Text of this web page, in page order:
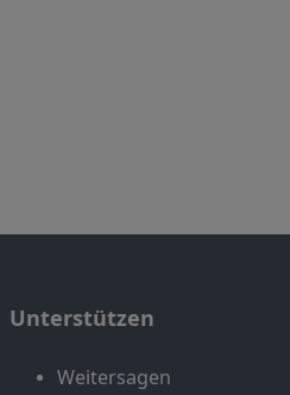
Unterstützen
Weitersagen